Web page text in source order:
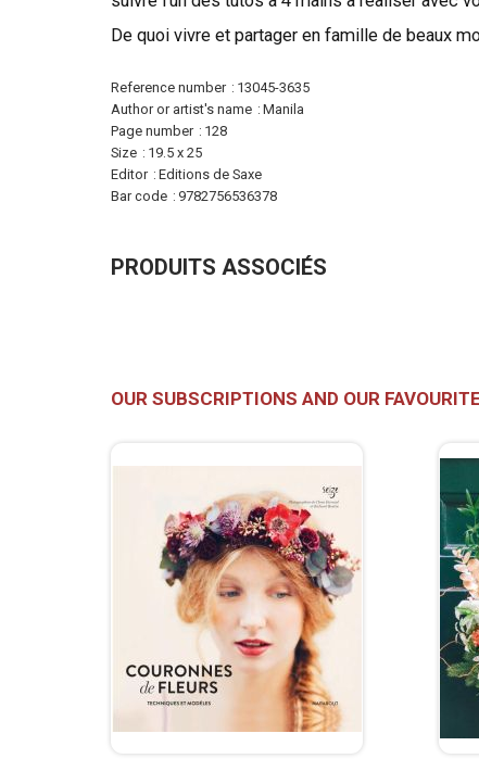
De quoi vivre et partager en famille de beaux
More
Information
Reference number
13045-3635
Author or artist's name
Manila
Page number
128
Size
19.5 x 25
Editor
Editions de Saxe
Bar code
9782756536378
PRODUITS ASSOCIÉS
OUR SUBSCRIPTIONS AND OUR